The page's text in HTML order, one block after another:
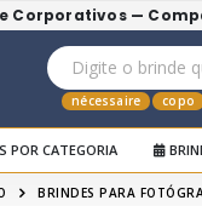
Corporativos —
nécessaire copo
POR CATEGORIA
BRINDES PARA